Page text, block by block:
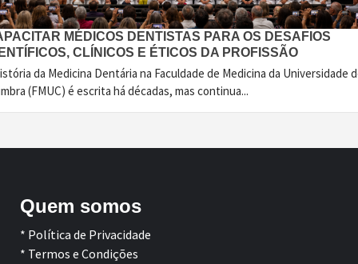
MÉDICOS DENTISTAS PARA OS DESAFIOS
CLÍNICOS E ÉTICOS DA PROFISSÃO
da Medicina Dentária na Faculdade de Medicina da Universidade
(FMUC) é escrita há décadas, mas continua...
Quem somos
* Política de Privacidade
* Termos e Condições